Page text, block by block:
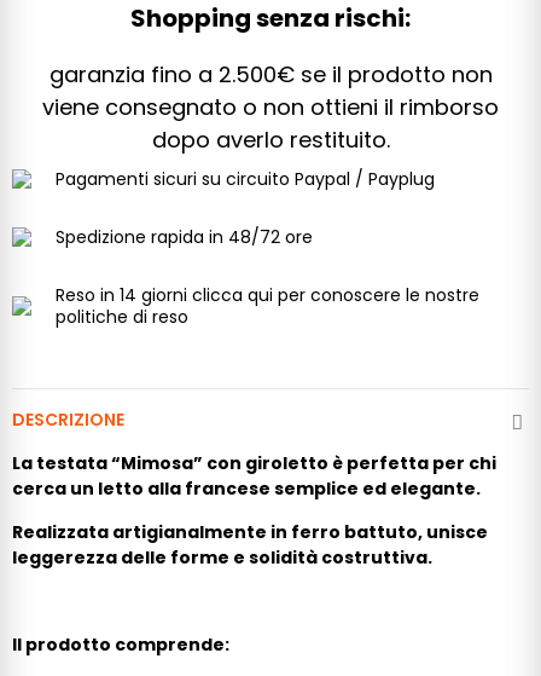
Shopping senza rischi:
garanzia fino a 2.500€ se il prodotto non
viene consegnato o non ottieni il rimborso
dopo averlo restituito.
Pagamenti sicuri su circuito Paypal / Payplug
Spedizione rapida in 48/72 ore
Reso in 14 giorni clicca qui per conoscere le nostre
politiche di reso
DESCRIZIONE
La testata “Mimosa” con giroletto è perfetta per chi
cerca un letto alla francese semplice ed elegante.
Realizzata artigianalmente in ferro battuto, unisce
leggerezza delle forme e solidità costruttiva.
Il prodotto comprende: